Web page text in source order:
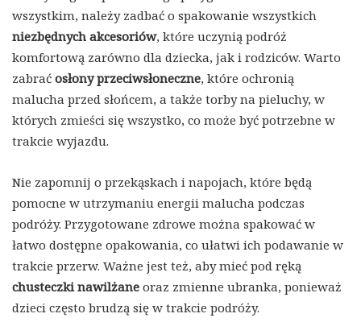
wszystkim, należy zadbać o spakowanie wszystkich
niezbędnych akcesoriów, które uczynią podróż
komfortową zarówno dla dziecka, jak i rodziców. Warto
zabrać osłony przeciwsłoneczne, które ochronią
malucha przed słońcem, a także torby na pieluchy, w
których zmieści się wszystko, co może być potrzebne w
trakcie wyjazdu.
Nie zapomnij o przekąskach i napojach, które będą
pomocne w utrzymaniu energii malucha podczas
podróży. Przygotowane zdrowe można spakować w
łatwo dostępne opakowania, co ułatwi ich podawanie w
trakcie przerw. Ważne jest też, aby mieć pod ręką
chusteczki nawilżane oraz zmienne ubranka, ponieważ
dzieci często brudzą się w trakcie podróży.